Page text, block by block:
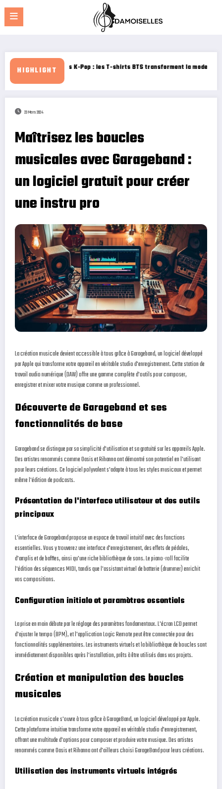
HIGHLIGHT
shirts BTS transforment la mode avec leurs designs uniques
Comment bien utiliser
23 Mars 2024
Maîtrisez les boucles
musicales avec Garageband :
un logiciel gratuit pour créer
une instru pro
La création musicale devient accessible à tous grâce à Garageband, un logiciel développé
par Apple qui transforme votre appareil en véritable studio d'enregistrement. Cette station de
travail audio numérique (DAW) offre une gamme complète d'outils pour composer,
enregistrer et mixer votre musique comme un professionnel.
Découverte de Garageband et ses
fonctionnalités de base
Garageband se distingue par sa simplicité d'utilisation et sa gratuité sur les appareils Apple.
Des artistes renommés comme Oasis et Rihanna ont démontré son potentiel en l'utilisant
pour leurs créations. Ce logiciel polyvalent s'adapte à tous les styles musicaux et permet
même l'édition de podcasts.
Présentation de l'interface utilisateur et des outils
principaux
L'interface de Garageband propose un espace de travail intuitif avec des fonctions
essentielles. Vous y trouverez une interface d'enregistrement, des effets de pédales,
d'amplis et de baffles, ainsi qu'une riche bibliothèque de sons. Le piano-roll facilite
l'édition des séquences MIDI, tandis que l'assistant virtuel de batterie (drummer) enrichit
vos compositions.
Configuration initiale et paramètres essentiels
La prise en main débute par le réglage des paramètres fondamentaux. L'écran LCD permet
d'ajuster le tempo (BPM), et l'application Logic Remote peut être connectée pour des
fonctionnalités supplémentaires. Les instruments virtuels et la bibliothèque de boucles sont
immédiatement disponibles après l'installation, prêts à être utilisés dans vos projets.
Création et manipulation des boucles
musicales
La création musicale s'ouvre à tous grâce à GarageBand, un logiciel développé par Apple.
Cette plateforme intuitive transforme votre appareil en véritable studio d'enregistrement,
offrant une multitude d'options pour composer et produire votre musique. Des artistes
renommés comme Oasis et Rihanna ont d'ailleurs choisi GarageBand pour leurs créations.
Utilisation des instruments virtuels intégrés